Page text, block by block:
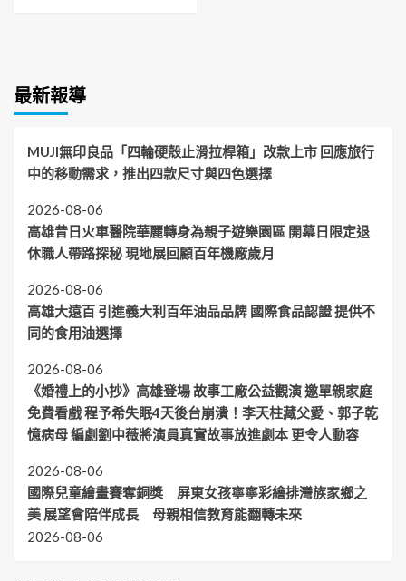
最新報導
MUJI無印良品「四輪硬殼止滑拉桿箱」改款上市 回應旅行
中的移動需求，推出四款尺寸與四色選擇
2026-08-06
高雄昔日火車醫院華麗轉身為親子遊樂園區 開幕日限定退
休職人帶路探秘 現地展回顧百年機廠歲月
2026-08-06
高雄大遠百 引進義大利百年油品品牌 國際食品認證 提供不
同的食用油選擇
2026-08-06
《婚禮上的小抄》高雄登場 故事工廠公益觀演 邀單親家庭
免費看戲 程予希失眠4天後台崩潰！李天柱藏父愛、郭子乾
憶病母 編劇劉中薇將演員真實故事放進劇本 更令人動容
2026-08-06
國際兒童繪畫賽奪銅獎 屏東女孩寧寧彩繪排灣族家鄉之
美 展望會陪伴成長 母親相信教育能翻轉未來
2026-08-06